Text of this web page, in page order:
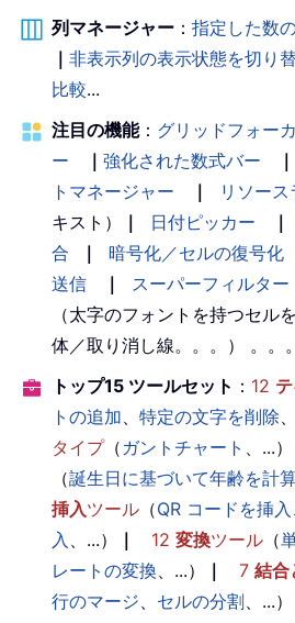
列マネージャー ： 指定した数
｜ 非表示列の表示状態を切り
比較...
注目の機能： グリッドフォー
ー
｜ 強化された数式バー ｜
トマネージャー
｜ リソース
キスト）
｜ 日付ピッカー ｜
合
｜ 暗号化／セルの復号化
送信
｜ スーパーフィルター
（太字のフォントを持つセル
体／取り消し線。。。） 。。。
トップ15 ツールセット ： 12
トの追加、 特定の文字を削除
タイプ（ ガントチャート 、...）
（誕生日に基づいて年齢を計
挿入ツール （QR コードを挿入
入 、...） ｜ 12 変換ツール （
レートの変換、...） ｜ 7 結合
行のマージ、 セルの分割、...）